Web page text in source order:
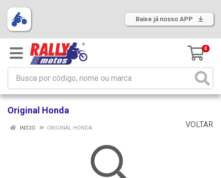
Baixe já nosso APP
0
Original Honda
VOLTAR
INÍCIO ORIGINAL HONDA